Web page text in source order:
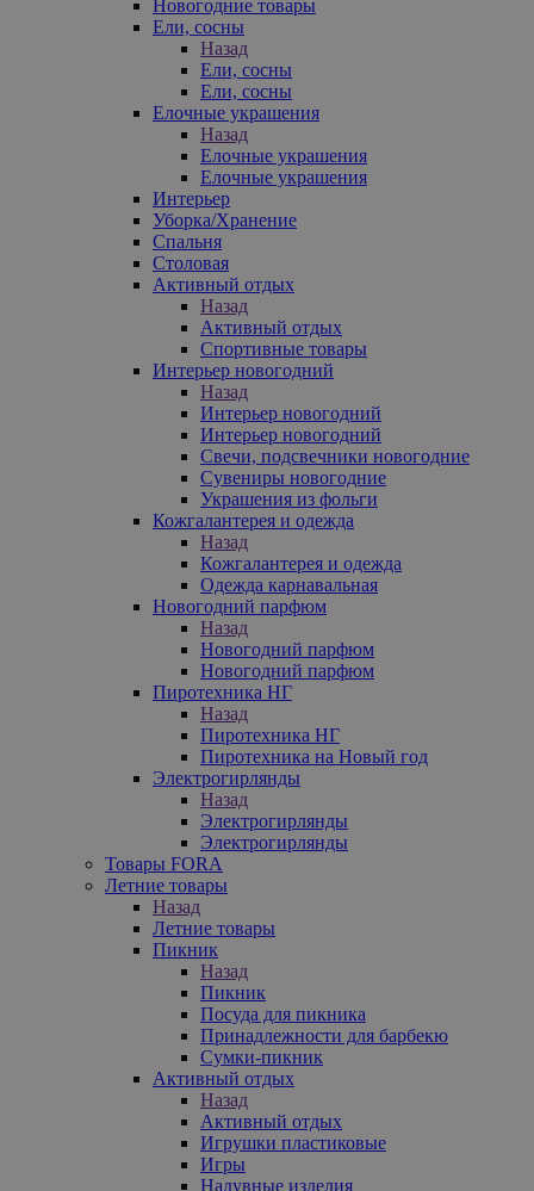
Новогодние товары
Ели, сосны
Назад
Ели, сосны
Ели, сосны
Елочные украшения
Назад
Елочные украшения
Елочные украшения
Интерьер
Уборка/Хранение
Спальня
Столовая
Активный отдых
Назад
Активный отдых
Спортивные товары
Интерьер новогодний
Назад
Интерьер новогодний
Интерьер новогодний
Свечи, подсвечники новогодние
Сувениры новогодние
Украшения из фольги
Кожгалантерея и одежда
Назад
Кожгалантерея и одежда
Одежда карнавальная
Новогодний парфюм
Назад
Новогодний парфюм
Новогодний парфюм
Пиротехника НГ
Назад
Пиротехника НГ
Пиротехника на Новый год
Электрогирлянды
Назад
Электрогирлянды
Электрогирлянды
Товары FORA
Летние товары
Назад
Летние товары
Пикник
Назад
Пикник
Посуда для пикника
Принадлежности для барбекю
Сумки-пикник
Активный отдых
Назад
Активный отдых
Игрушки пластиковые
Игры
Надувные изделия